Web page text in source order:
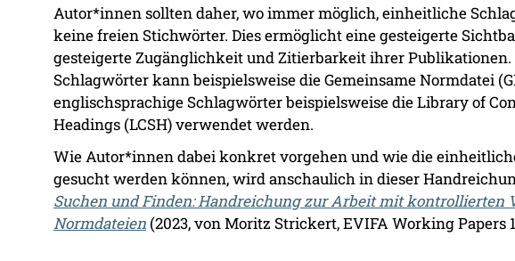
Autor*innen sollten daher, wo immer möglich, einheitliche
keine freien Stichwörter. Dies ermöglicht eine gesteigerte
gesteigerte Zugänglichkeit und Zitierbarkeit ihrer Publikationen.
Schlagwörter kann beispielsweise die Gemeinsame Normdatei
englischsprachige Schlagwörter beispielsweise die Library of
Headings (LCSH) verwendet werden.
Wie Autor*innen dabei konkret vorgehen und wie die
gesucht werden können, wird anschaulich in dieser
Suchen und Finden: Handreichung zur Arbeit mit kontrollierten
Normdateien (2023, von Moritz Strickert, EVIFA Working Papers